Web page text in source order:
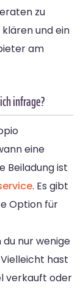
zu
und ein
am
infrage?
eine
Beiladung ist
. Es gibt
Option für
du nur wenige
hast
verkauft oder